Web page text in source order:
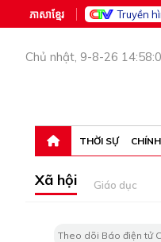
ភាសាខ្មែរ Truyền
Chủ nhật, 9-8-26
THỜI SỰ
Xã hội Giáo dục
Theo dõi Báo điện tử